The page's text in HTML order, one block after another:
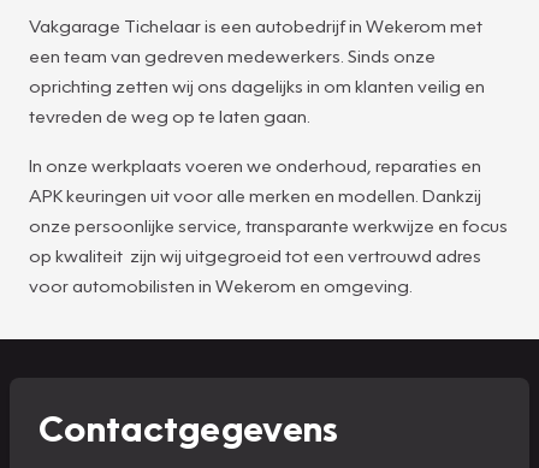
Vakgarage Tichelaar is een autobedrijf in Wekerom met
een team van gedreven medewerkers. Sinds onze
oprichting zetten wij ons dagelijks in om klanten veilig en
tevreden de weg op te laten gaan.
In onze werkplaats voeren we onderhoud, reparaties en
APK keuringen uit voor alle merken en modellen. Dankzij
onze persoonlijke service, transparante werkwijze en focus
op kwaliteit zijn wij uitgegroeid tot een vertrouwd adres
voor automobilisten in Wekerom en omgeving.
Contactgegevens